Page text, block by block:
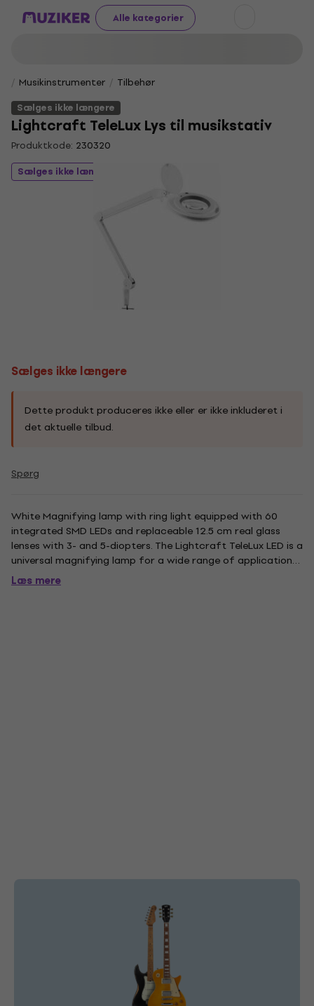
Alle kategorier
Musikinstrumenter
Tilbehør
Sælges ikke længere
Lightcraft TeleLux Lys til musikstativ
Produktkode: 230320
Sælges ikke længere
Sælges ikke længere
Dette produkt produceres ikke eller er ikke inkluderet i
det aktuelle tilbud.
Spørg
White Magnifying lamp with ring light equipped with 60
integrated SMD LEDs and replaceable 12.5 cm real glass
lenses with 3- and 5-diopters. The Lightcraft TeleLux LED is a
universal magnifying lamp for a wide range of applications.
The combination of light and scoundrels makes it highly
usable for cosmetics, reading aid and modeling...
Læs mere